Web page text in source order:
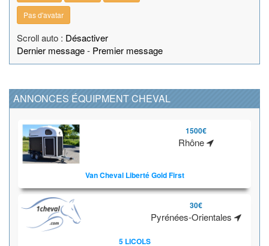
Pas d'avatar
Scroll auto : Désactiver
Dernier message- Premier message
ANNONCES ÉQUIPMENT CHEVAL
1500€
Rhône
Van Cheval Liberté Gold First
30€
Pyrénées-Orientales
5 LICOLS